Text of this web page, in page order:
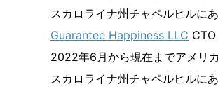
スカロライナ州チャペルヒルに
Guarantee Happiness LLC CTO
2022年6月から現在までアメリ
スカロライナ州チャペルヒルに